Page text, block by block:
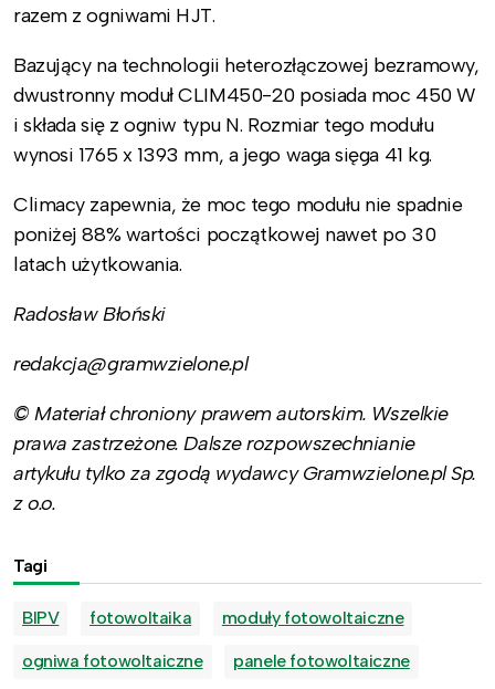
razem z ogniwami HJT.
Bazujący na technologii heterozłączowej bezramowy,
dwustronny moduł CLIM450-20 posiada moc 450 W
i składa się z ogniw typu N. Rozmiar tego modułu
wynosi 1765 x 1393 mm, a jego waga sięga 41 kg.
Climacy zapewnia, że moc tego modułu nie spadnie
poniżej 88% wartości początkowej nawet po 30
latach użytkowania.
Radosław Błoński
redakcja@gramwzielone.pl
© Materiał chroniony prawem autorskim. Wszelkie
prawa zastrzeżone. Dalsze rozpowszechnianie
artykułu tylko za zgodą wydawcy Gramwzielone.pl Sp.
z o.o.
Tagi
BIPV fotowoltaika moduły fotowoltaiczne
ogniwa fotowoltaiczne panele fotowoltaiczne